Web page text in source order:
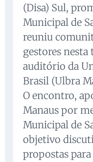
(Disa) Sul,
Municipal de
reuniu
gestores nesta
auditório da
Brasil (Ulbra
O encontro,
Manaus por
Municipal de
objetivo
propostas para